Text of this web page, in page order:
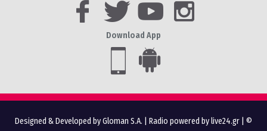
Download App
Designed & Developed by Gloman S.A. Radio powered by live24.gr | ©